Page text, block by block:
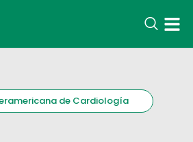
de Cardiología